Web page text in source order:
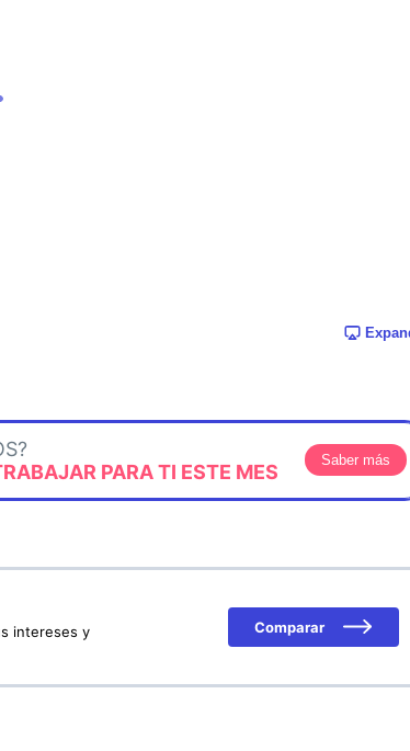
PARA TI ESTE MES
Saber más
intereses y
Comparar